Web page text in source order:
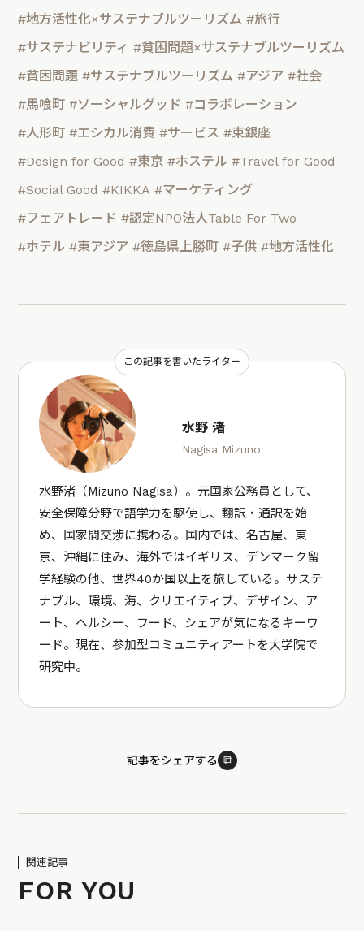
#地方活性化×サステナブルツーリズム #旅行
#サステナビリティ #貧困問題×サステナブルツーリズム
#貧困問題 #サステナブルツーリズム #アジア #社会
#馬喰町 #ソーシャルグッド #コラボレーション
#人形町 #エシカル消費 #サービス #東銀座
#Design for Good #東京 #ホステル #Travel for Good
#Social Good #KIKKA #マーケティング
#フェアトレード #認定NPO法人Table For Two
#ホテル #東アジア #徳島県上勝町 #子供 #地方活性化
この記事を書いたライター
水野 渚
Nagisa Mizuno
水野渚（Mizuno Nagisa）。元国家公務員として、
安全保障分野で語学力を駆使し、翻訳・通訳を始
め、国家間交渉に携わる。国内では、名古屋、東
京、沖縄に住み、海外ではイギリス、デンマーク留
学経験の他、世界40か国以上を旅している。サステ
ナブル、環境、海、クリエイティブ、デザイン、ア
ート、ヘルシー、フード、シェアが気になるキーワ
ード。現在、参加型コミュニティアートを大学院で
研究中。
記事をシェアする ⧉
関連記事
FOR YOU